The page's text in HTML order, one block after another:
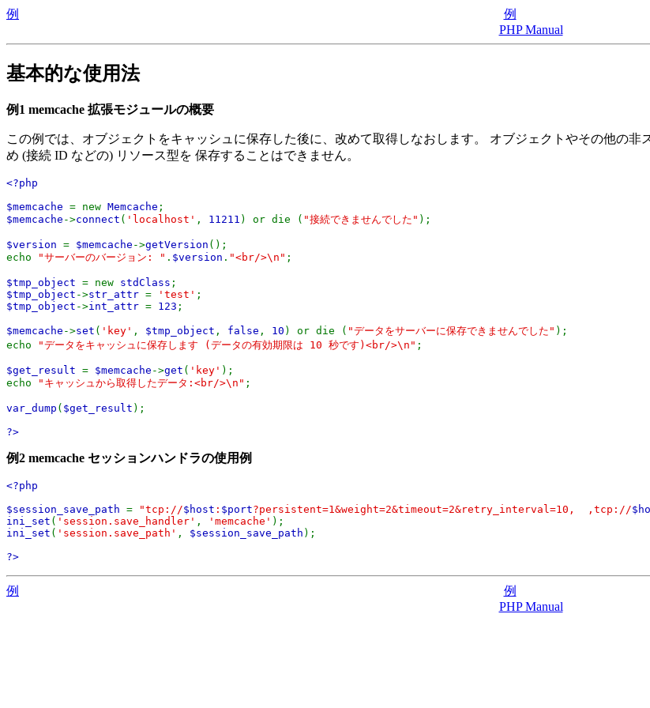
例
例
PHP Manual
基本的な使用法
例1 memcache 拡張モジュールの概要
この例では、オブジェクトをキャッシュに保存した後に、改めて取得しなおします。 オブジェクトやその他の
め (接続 ID などの) リソース型を 保存することはできません。
<?php
$memcache = new Memcache ;
$memcache ->connect ( 'localhost' , 11211 ) or die ( "接続できませんでした" );
$version = $memcache ->getVersion ();
echo
"サーバーのバージョン: " . $version . "<br/>\n" ;
$tmp_object = new stdClass ;
$tmp_object ->str_attr = 'test' ;
$tmp_object ->int_attr = 123 ;
$memcache ->set ( 'key' , $tmp_object , false , 10 ) or die ( "データをサーバーに保存できませんでした" );
echo
"データをキャッシュに保存します (データの有効期限は 10 秒です)<br/>\n" ;
$get_result = $memcache ->get ( 'key' );
echo
"キャッシュから取得したデータ:<br/>\n" ;
var_dump ( $get_result );
?>
例2 memcache セッションハンドラの使用例
<?php
$session_save_path = "tcp://$host : $port?persistent=1&weight=2&timeout=2&retry_interval=10, ,tcp://
ini_set ( 'session.save_handler' , 'memcache' );
ini_set ( 'session.save_path' , $session_save_path );
?>
例
例
PHP Manual